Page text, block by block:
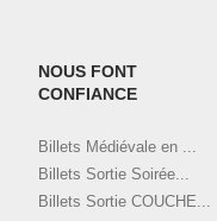
NOUS FONT
CONFIANCE
Billets Médiévale en ...
Billets Sortie Soirée...
Billets Sortie COUCHE...